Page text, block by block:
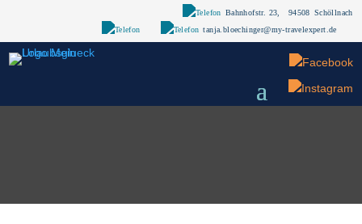
Schöllnach
94508
Bahnhofstr. 23,
tanja.bloechinger@my-travelexpert.de